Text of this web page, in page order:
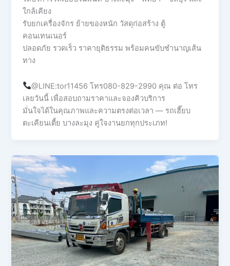
ใกล้เคียง
รับยกเครื่องจักร ย้ายของหนัก วัสดุก่อสร้าง ตู้
คอนเทนเนอร์
ปลอดภัย รวดเร็ว ราคายุติธรรม พร้อมคนขับชำนาญเส้น
ทาง
@LINE:tor11456 โทร080-829-2990 คุณ ต่อ โทร
เลยวันนี้ เพื่อสอบถามราคาและจองคิวบริการ
มั่นใจได้ในคุณภาพและความตรงต่อเวลา — รถเฮี๊ยบ
ตะเคียนเตี้ย บางละมุง คู่ใจงานยกทุกประเภท!